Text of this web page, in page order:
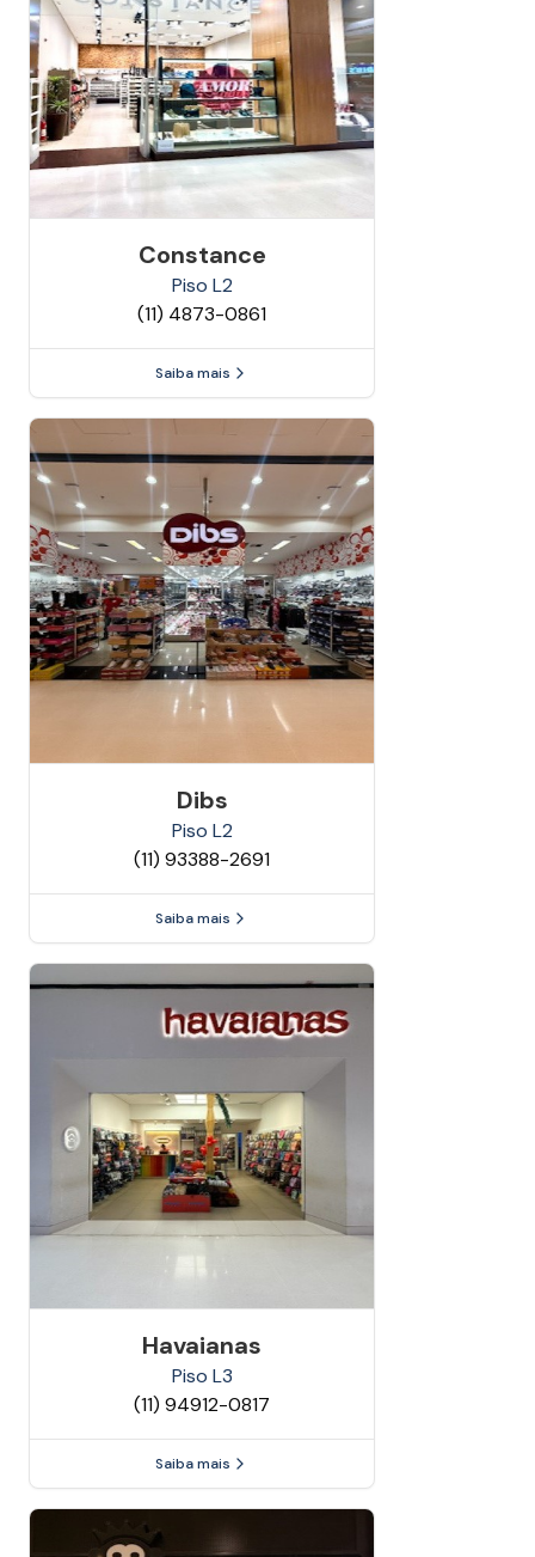
Constance
Piso L2
(11) 4873-0861
Saiba mais
Dibs
Piso L2
(11) 93388-2691
Saiba mais
Havaianas
Piso L3
(11) 94912-0817
Saiba mais